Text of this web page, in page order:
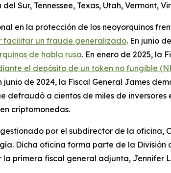
Sur, Tennessee, Texas, Utah, Vermont,
en la protección de los neoyorquinos
facilitar un fraude generalizado. En junio
de habla rusa. En enero de 2025, la
el depósito de un token no fungible
junio de 2024, la Fiscal General James
a cientos de miles de
criptomonedas.
por el subdirector de la
Dicha oficina forma parte de la
la primera fiscal general adjunta, Jennifer